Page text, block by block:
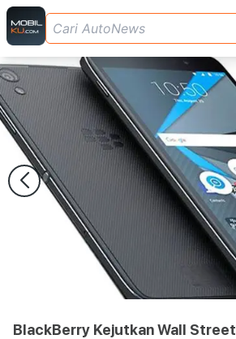
BlackBerry Kejutkan Wall Street